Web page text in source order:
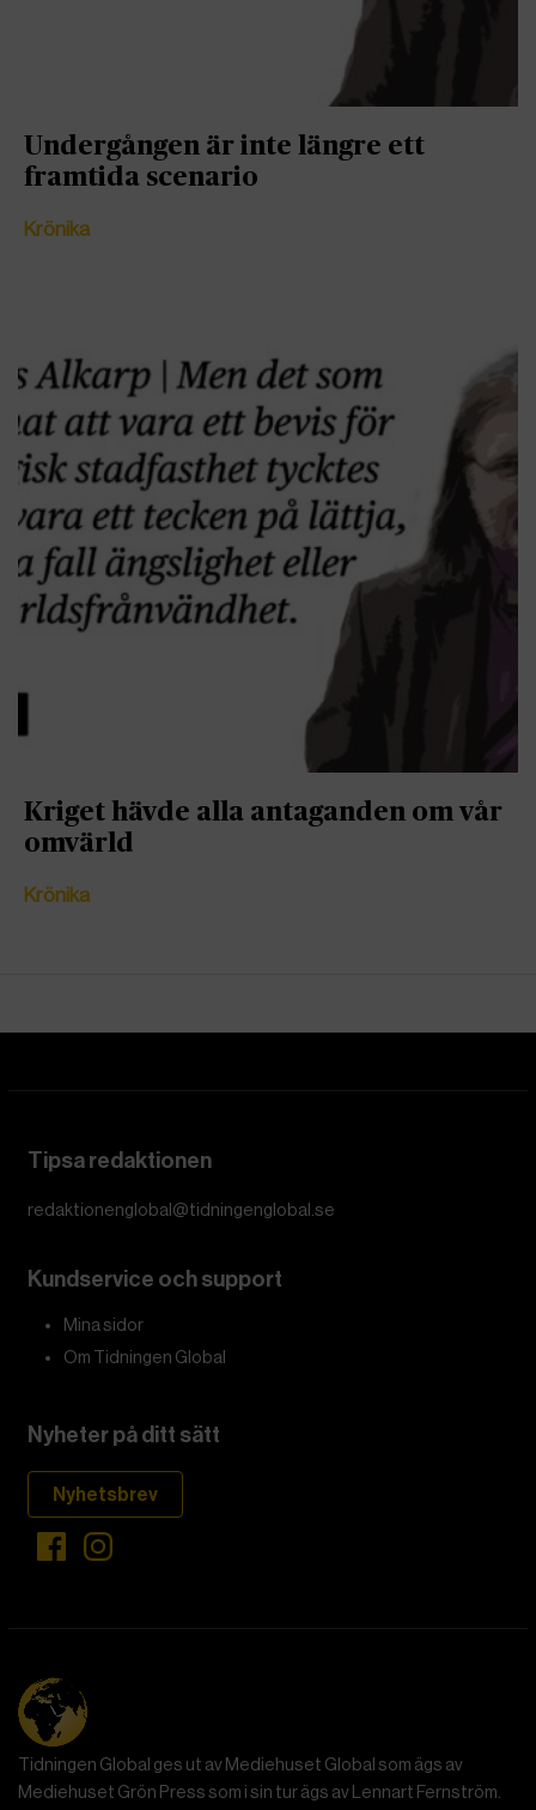
Undergången är inte längre ett
framtida scenario
Krönika
Kriget hävde alla antaganden om vår
omvärld
Krönika
Tipsa redaktionen
redaktionenglobal@tidningenglobal.se
Kundservice och support
Mina sidor
Om Tidningen Global
Nyheter på ditt sätt
Nyhetsbrev
Tidningen Global ges ut av Mediehuset Global som ägs av
Mediehuset Grön Press som i sin tur ägs av Lennart Fernström.